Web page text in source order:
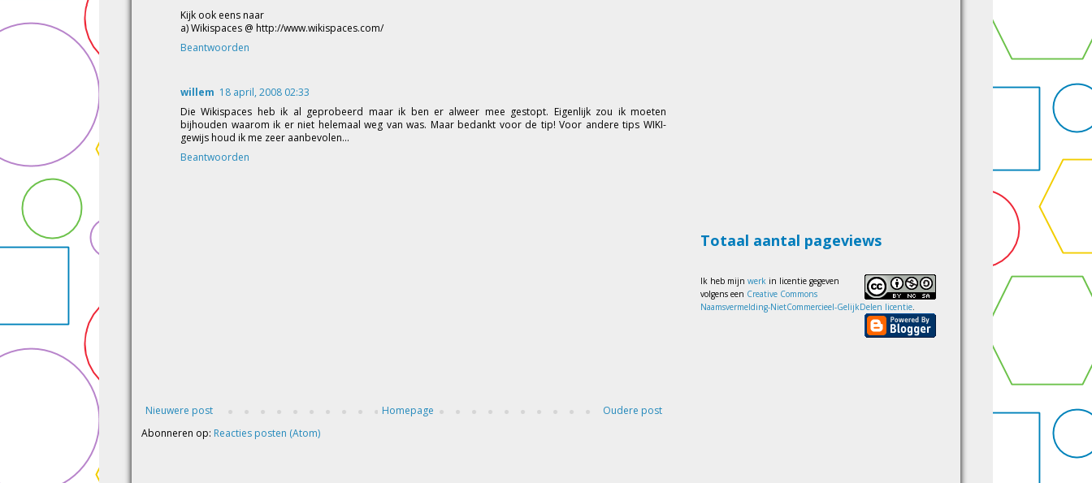
Kijk ook eens naar
a) Wikispaces @ http://www.wikispaces.com/
Beantwoorden
willem 18 april, 2008 02:33
Die Wikispaces heb ik al geprobeerd maar ik ben er alweer mee gestopt. Eigenlijk zou ik moeten
bijhouden waarom ik er niet helemaal weg van was. Maar bedankt voor de tip! Voor andere tips WIKI-
gewijs houd ik me zeer aanbevolen...
Beantwoorden
Nieuwere post Oudere post
Homepage
Abonneren op: Reacties posten (Atom)
Totaal aantal pageviews
Ik heb mijn werk in licentie gegeven
volgens een Creative Commons
Naamsvermelding-NietCommercieel-GelijkDelen licentie